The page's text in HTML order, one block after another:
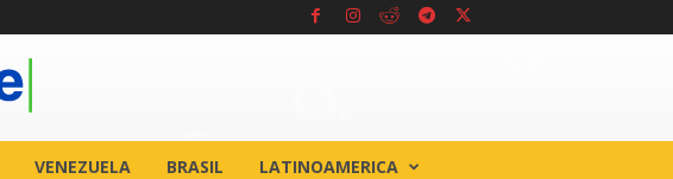
VENEZUELA BRASIL LATINOAMERICA